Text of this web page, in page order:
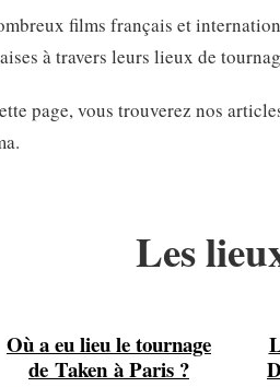
films français et
à travers leurs lieux de
page, vous trouverez nos
Les
Où a eu lieu le tournage
de Taken à Paris ?